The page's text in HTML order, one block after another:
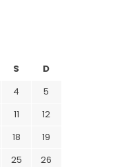
S
D
4
5
11
12
18
19
25
26